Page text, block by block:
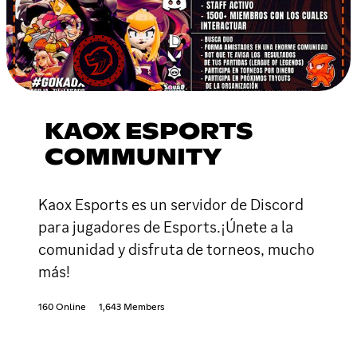
KAOX ESPORTS
COMMUNITY
Kaox Esports es un servidor de Discord
para jugadores de Esports.¡Únete a la
comunidad y disfruta de torneos, mucho
más!
160 Online 1,643 Members